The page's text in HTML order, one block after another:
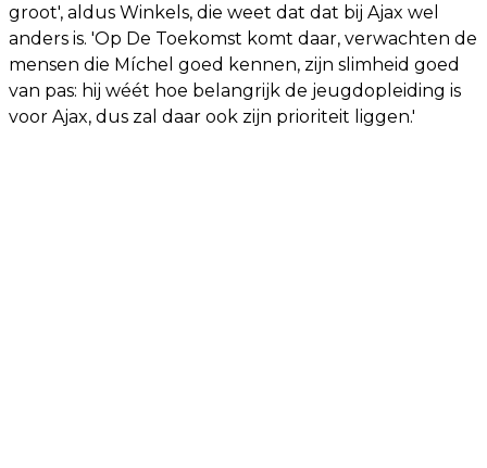
groot', aldus Winkels, die weet dat dat bij Ajax wel
anders is. 'Op De Toekomst komt daar, verwachten de
mensen die Míchel goed kennen, zijn slimheid goed
van pas: hij wéét hoe belangrijk de jeugdopleiding is
voor Ajax, dus zal daar ook zijn prioriteit liggen.'